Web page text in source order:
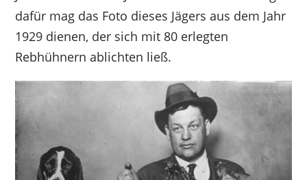
dafür mag das Foto dieses Jägers aus dem Jahr
1929 dienen, der sich mit 80 erlegten
Rebhühnern ablichten ließ.